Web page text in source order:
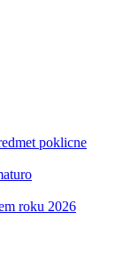
poklicne
roku 2026